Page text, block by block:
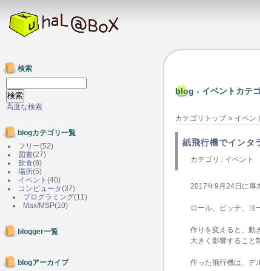
blog - イベントカテ
カテゴリトップ » イベン
紙飛行機でインタ
カテゴリ : イベント
2017年9月24日に厚
ロール、ピッチ、ヨ
作りを変えると、動
大きく影響すること
作った飛行機は、デ
検索
高度な検索
blogカテゴリ一覧
フリー(52)
図書(27)
飲食(8)
場所(5)
イベント (40)
コンピュータ(37)
プログラミング(11)
Max/MSP(10)
blogger一覧
blogアーカイブ